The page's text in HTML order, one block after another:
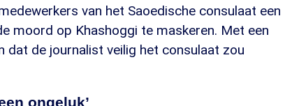
van het Saoedische consulaat een
moord op Khashoggi te maskeren. Met een
dat de journalist veilig het consulaat zou
ongeluk’